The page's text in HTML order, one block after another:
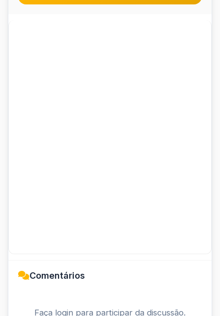
Comentários
Faça login para participar da discussão.